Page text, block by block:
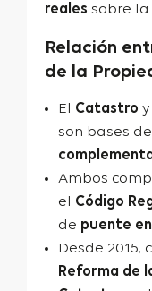
reales sobre
Relación
de la
El Catastro y
son bases
Ambos
el Código
de puente
Desde 2015,
Reforma de